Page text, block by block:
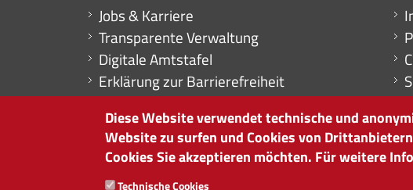
Mini menu di servizio
Jobs & Karriere
Transparente Verwaltung
Digitale Amtstafel
Erklärung zur Barrierefreiheit
Buchhaltung
HANDELSKAMMER BOZEN
Südtiroler Straße 60 | I-39100 Bozen
Tel. 0471 945 511 |info@handelskammer.bz.it
Diese Website verwendet technische und
Website zu surfen und Cookies von
Cookies Sie akzeptieren möchten. Für weitere
Technische Cookies